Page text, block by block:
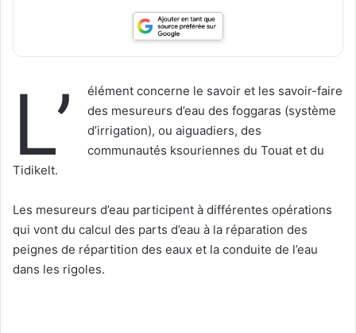
L’
élément concerne le savoir et les savoir-faire
des mesureurs d’eau des foggaras (système
d’irrigation), ou aiguadiers, des
communautés ksouriennes du Touat et du
Tidikelt.
Les mesureurs d’eau participent à différentes opérations
qui vont du calcul des parts d’eau à la réparation des
peignes de répartition des eaux et la conduite de l’eau
dans les rigoles.